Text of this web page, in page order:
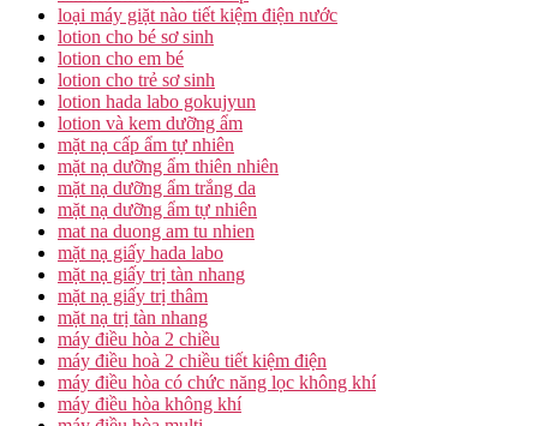
loại máy giặt nào tiết kiệm điện nước
lotion cho bé sơ sinh
lotion cho em bé
lotion cho trẻ sơ sinh
lotion hada labo gokujyun
lotion và kem dưỡng ẩm
mặt nạ cấp ẩm tự nhiên
mặt nạ dưỡng ẩm thiên nhiên
mặt nạ dưỡng ẩm trắng da
mặt nạ dưỡng ẩm tự nhiên
mat na duong am tu nhien
mặt nạ giấy hada labo
mặt nạ giấy trị tàn nhang
mặt nạ giấy trị thâm
mặt nạ trị tàn nhang
máy điều hòa 2 chiều
máy điều hoà 2 chiều tiết kiệm điện
máy điều hòa có chức năng lọc không khí
máy điều hòa không khí